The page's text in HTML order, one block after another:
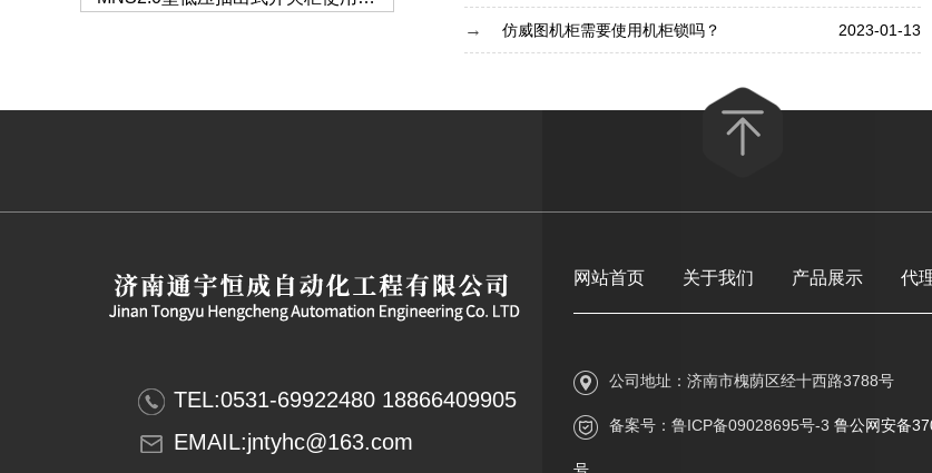
仿威图PS柜系列
高低压成套设备安装需要注意哪些事项？
低压配电柜的保养要注意什么？
仿威图机柜需要使用机柜锁吗？ 2023-01-13
TEL:0531-69922480 18866409905
EMAIL:jntyhc@163.com
网站首页 关于我们 产品展示 代
公司地址：济南市槐荫区经十西路3788号
备案号： 鲁ICP备09028695号-3 鲁公网安备